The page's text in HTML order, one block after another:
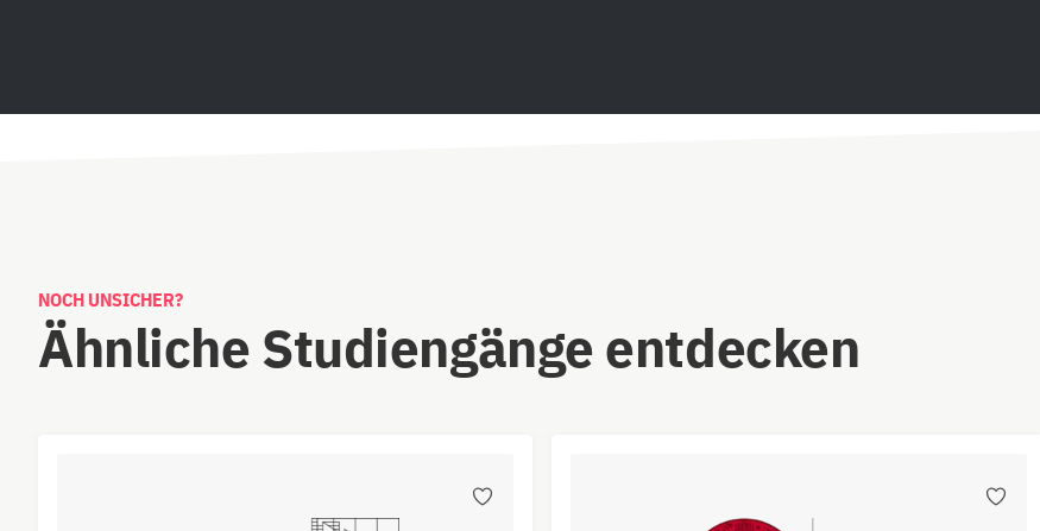
NOCH UNSICHER?
Ähnliche Studiengänge entdecken